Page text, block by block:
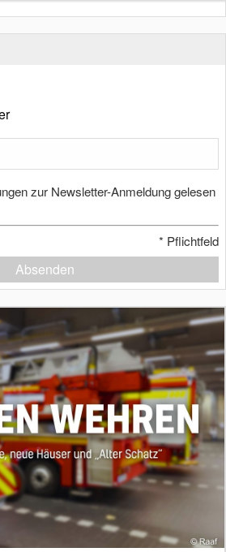
zur Newsletter-Anmeldung gelesen
* Pflichtfeld
Absenden